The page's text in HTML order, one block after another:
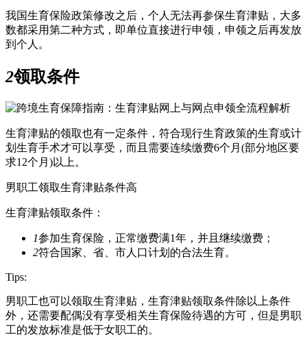
我国生育保险政策修改之后，个人无法再参保生育津贴，大多
数都采用第二种方式，即单位直接进行申领，申领之后再发放
到个人。
2领取条件
生育津贴的领取也有一定条件，符合现行生育政策的生育或计
划生育手术才可以享受，而且需要连续缴费6个月(部分地区要
求12个月)以上。
男职工领取生育津贴条件高
生育津贴领取条件：
1参加生育保险，正常缴费满1年，并且继续缴费；
2符合国家、省、市人口计划的合法生育。
Tips:
男职工也可以领取生育津贴，生育津贴领取条件除以上条件
外，还需要配偶没有享受相关生育保险待遇的方可，但是男职
工的发放标准是低于女职工的。